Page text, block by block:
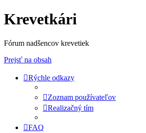
Krevetkári
Fórum nadšencov krevetiek
Prejsť na obsah
Rýchle odkazy
Zoznam používateľov
Realizačný tím
FAQ